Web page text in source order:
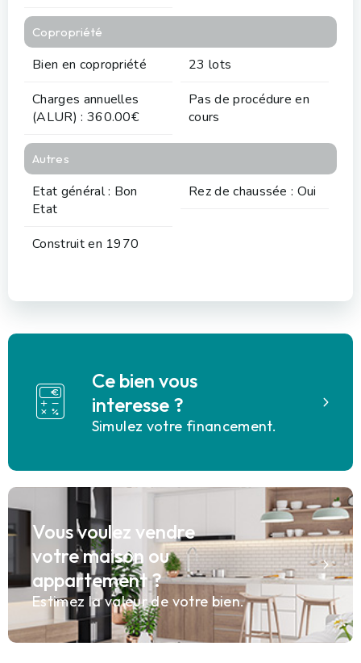
Copropriété
Bien en copropriété
23 lots
Charges annuelles
(ALUR) : 360.00€
Pas de procédure en
cours
Autres
Etat général : Bon
Etat
Rez de chaussée : Oui
Construit en 1970
Ce bien vous
interesse ?
Simulez votre financement.
Vous voulez vendre
votre maison ou
appartement ?
Estimez la valeur de votre bien.